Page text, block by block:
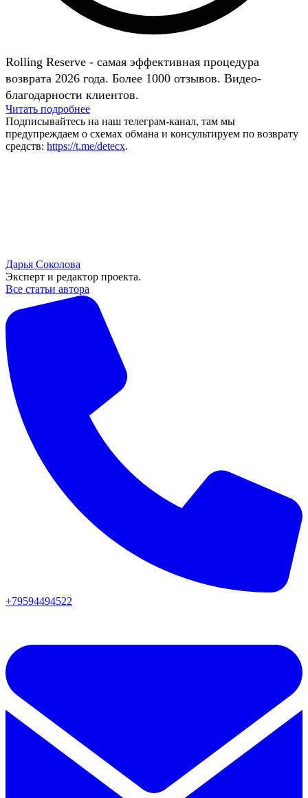
Rolling Reserve - самая эффективная процедура
возврата 2026 года. Более 1000 отзывов. Видео-
благодарности клиентов.
Читать подробнее
Подписывайтесь на наш телеграм-канал, там мы
предупреждаем о схемах обмана и консультируем по возврату
средств: https://t.me/detecx.
Дарья Соколова
Эксперт и редактор проекта.
Все статьи автора
+79594494522